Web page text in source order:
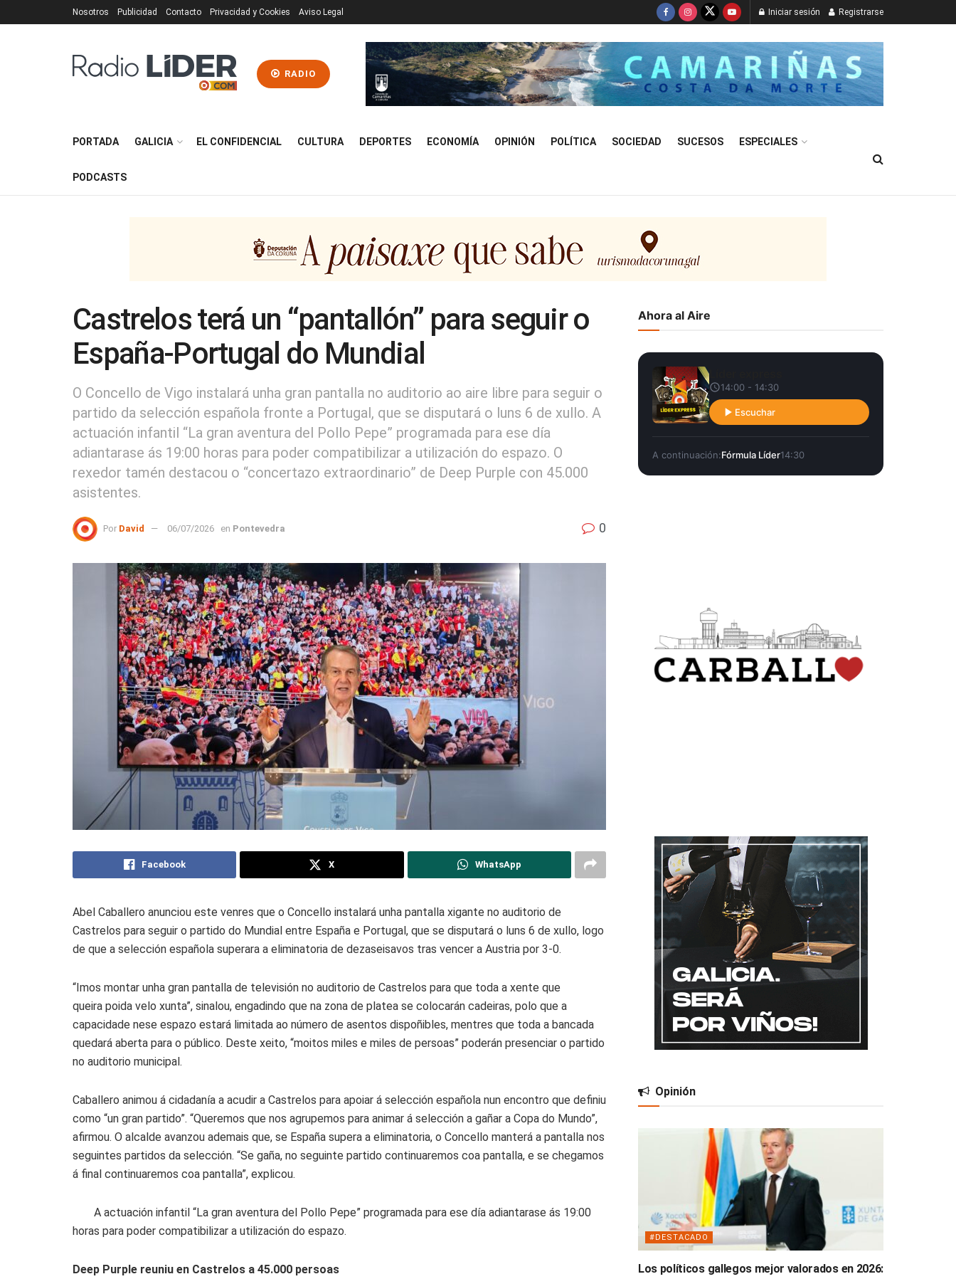
Nosotros Publicidad Contacto Privacidad y Cookies Aviso Legal Iniciar sesión Registrarse
RADIO
PORTADA GALICIA EL CONFIDENCIAL CULTURA DEPORTES ECONOMÍA OPINIÓN POLÍTICA SOCIEDAD SUCESOS ESPECIALES
PODCASTS
Castrelos terá un “pantallón” para seguir o
España-Portugal do Mundial
O Concello de Vigo instalará unha gran pantalla no auditorio ao aire libre para seguir o
partido da selección española fronte a Portugal, que se disputará o luns 6 de xullo. A
actuación infantil “La gran aventura del Pollo Pepe” programada para ese día
adiantarase ás 19:00 horas para poder compatibilizar a utilización do espazo. O
rexedor tamén destacou o “concertazo extraordinario” de Deep Purple con 45.000
asistentes.
Por David 06/07/2026 en Pontevedra 0
Facebook X WhatsApp
Abel Caballero anunciou este venres que o Concello instalará unha pantalla xigante no auditorio de
Castrelos para seguir o partido do Mundial entre España e Portugal, que se disputará o luns 6 de xullo, logo
de que a selección española superara a eliminatoria de dezaseisavos tras vencer a Austria por 3-0.
“Imos montar unha gran pantalla de televisión no auditorio de Castrelos para que toda a xente que
queira poida velo xunta”, sinalou, engadindo que na zona de platea se colocarán cadeiras, polo que a
capacidade nese espazo estará limitada ao número de asentos dispoñibles, mentres que toda a bancada
quedará aberta para o público. Deste xeito, “moitos miles e miles de persoas” poderán presenciar o partido
no auditorio municipal.
Caballero animou á cidadanía a acudir a Castrelos para apoiar á selección española nun encontro que definiu
como “un gran partido”. “Queremos que nos agrupemos para animar á selección a gañar a Copa do Mundo”,
afirmou. O alcalde avanzou ademais que, se España supera a eliminatoria, o Concello manterá a pantalla nos
seguintes partidos da selección. “Se gaña, no seguinte partido continuaremos coa pantalla, e se chegamos
á final continuaremos coa pantalla”, explicou.
A actuación infantil “La gran aventura del Pollo Pepe” programada para ese día adiantarase ás 19:00
horas para poder compatibilizar a utilización do espazo.
Deep Purple reuniu en Castrelos a 45.000 persoas
Ahora al Aire
14:00 - 14:30
Escuchar
A continuación:Fórmula Líder14:30
Opinión
#DESTACADO
Los políticos gallegos mejor valorados en 2026: